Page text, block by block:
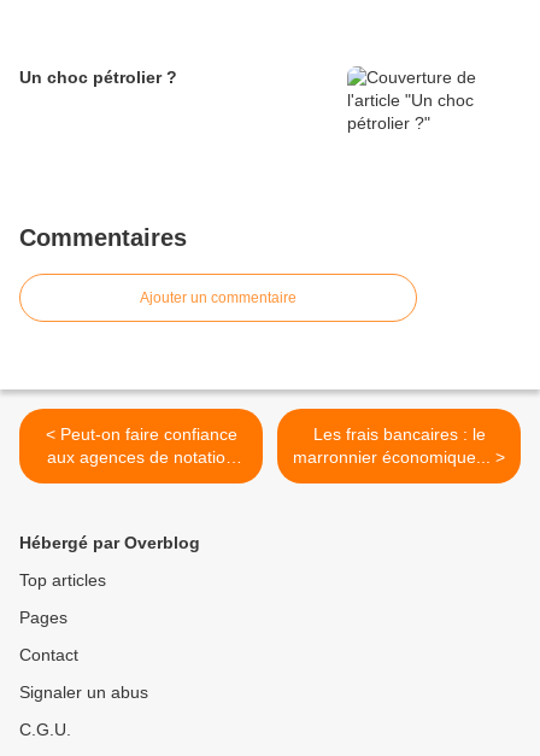
Un choc pétrolier ?
Commentaires
Ajouter un commentaire
< Peut-on faire confiance
aux agences de notation
financière ?
Les frais bancaires : le
marronnier économique... >
Hébergé par Overblog
Top articles
Pages
Contact
Signaler un abus
C.G.U.